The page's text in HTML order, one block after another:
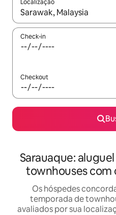
Localização
Quando os resultados
Check-in
Checkout
Sarauaque:
townhouses com
Os hóspedes
temporada de
avaliados por sua